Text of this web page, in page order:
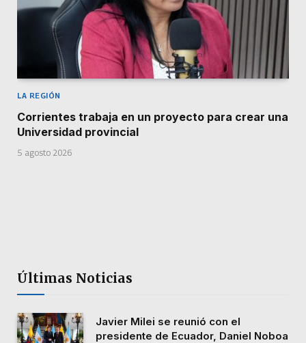
LA REGIÓN
Corrientes trabaja en un proyecto para crear una
Universidad provincial
5 agosto 2026
Últimas Noticias
Javier Milei se reunió con el
presidente de Ecuador, Daniel Noboa